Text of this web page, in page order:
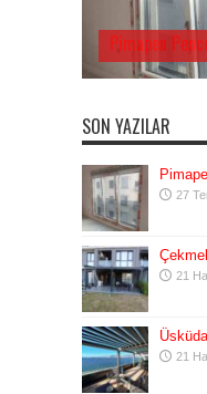
Pimapen
SON YAZILAR
27
21
21